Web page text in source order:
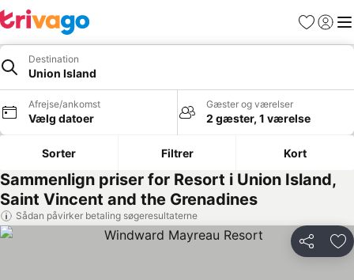
Favoritter
Log ind
Destination
Union Island
Afrejse/ankomst
Vælg datoer
Gæster og værelser
2 gæster, 1 værelse
Sorter Filtrer Kort
Sammenlign priser for Resort i Union Island,
Saint Vincent and the Grenadines
Sådan påvirker betaling søgeresultaterne
Del